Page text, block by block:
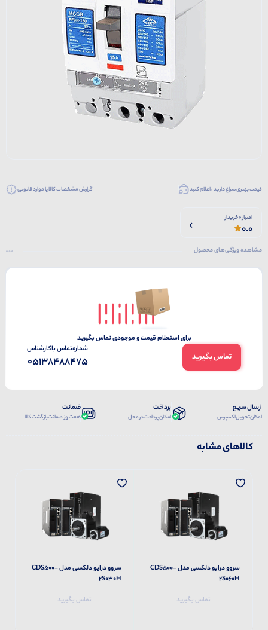
قیمت بهتری سراغ دارید ، اعلام کنید گزارش مشخصات کالا یا موارد قانونی
امتیاز 0 خریدار
0.0
مشاهده ویژگی‌های محصول
برای استعلام قیمت و موجودی تماس بگیرید
تماس بگیرید
شماره‌تماس‌ با‌کارشناس
05138488475
ارسال سریع
امکان تحویل اکسپرس
پرداخت
امکان پرداخت در محل
ضمانت
هفت روز ضمانت بازگشت کالا
کالاهای مشابه
سروو درایو دلکسی مدل CDS500-
2S060H
تماس بگیرید
سروو درایو دلکسی مدل CDS500-
2S030H
تماس بگیرید